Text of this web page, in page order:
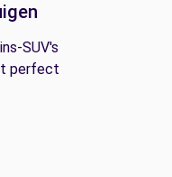
SUV's
perfect